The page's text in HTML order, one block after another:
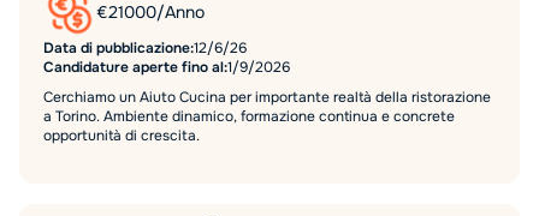
€21000/Anno
Data di pubblicazione:12/6/26
Candidature aperte fino al:1/9/2026
Cerchiamo un Aiuto Cucina per importante realtà della ristorazione
a Torino. Ambiente dinamico, formazione continua e concrete
opportunità di crescita.